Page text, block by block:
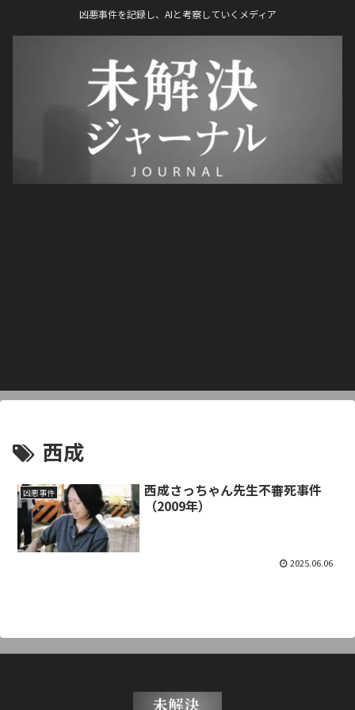
凶悪事件を記録し、AIと考察していくメディア
西成
凶悪事件
西成さっちゃん先生不審死事件
（2009年）
2025.06.06